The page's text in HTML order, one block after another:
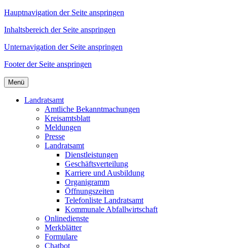
Hauptnavigation der Seite anspringen
Inhaltsbereich der Seite anspringen
Unternavigation der Seite anspringen
Footer der Seite anspringen
Menü
Landratsamt
Amtliche Bekanntmachungen
Kreisamtsblatt
Meldungen
Presse
Landratsamt
Dienstleistungen
Geschäftsverteilung
Karriere und Ausbildung
Organigramm
Öffnungszeiten
Telefonliste Landratsamt
Kommunale Abfallwirtschaft
Onlinedienste
Merkblätter
Formulare
Chatbot